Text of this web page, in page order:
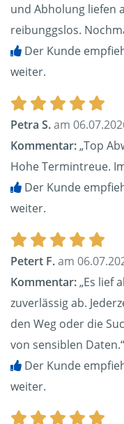
und Abholung liefen
reibunggslos.
Der Kunde
weiter.
Petra S.am
Kommentar:„Top
Hohe Termintreue.
Der Kunde
weiter.
Petert F.am
Kommentar:„Es lief
zuverlässig ab.
den Weg oder die
von sensiblen Daten.“
Der Kunde
weiter.